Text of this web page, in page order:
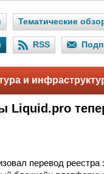
Тематические
RSS
и
Liquid.pro
перевод реестра